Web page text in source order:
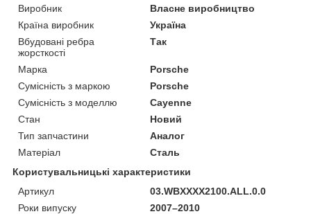
Виробник
Власне виробництво
Країна виробник
Україна
Вбудовані ребра
жорсткості
Так
Марка
Porsche
Сумісність з маркою
Porsche
Сумісність з моделлю
Cayenne
Стан
Новий
Тип запчастини
Аналог
Матеріал
Сталь
Користувальницькі характеристики
Артикул
03.WBXXXX2100.ALL.0.0
Роки випуску
2007–2010